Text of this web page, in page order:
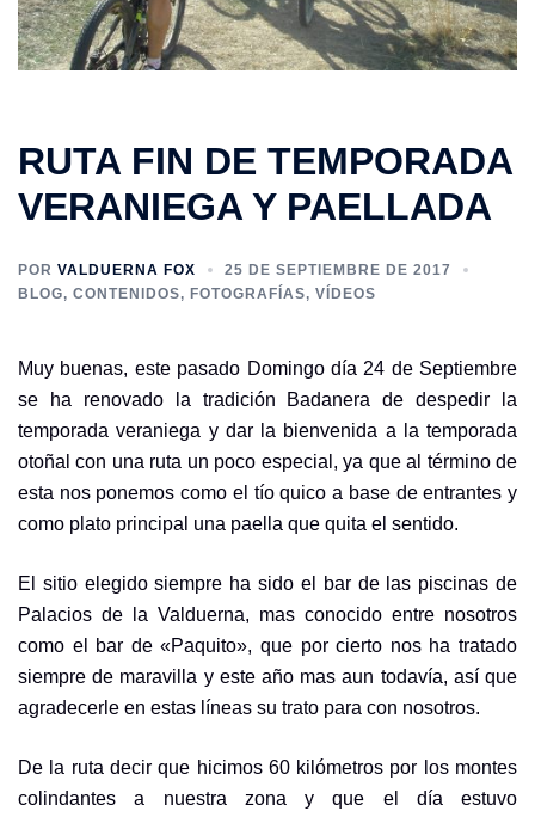
RUTA FIN DE TEMPORADA
VERANIEGA Y PAELLADA
POR VALDUERNA FOX
25 DE SEPTIEMBRE DE 2017
BLOG, CONTENIDOS, FOTOGRAFÍAS, VÍDEOS
Muy buenas, este pasado Domingo día 24 de Septiembre
se ha renovado la tradición Badanera de despedir la
temporada veraniega y dar la bienvenida a la temporada
otoñal con una ruta un poco especial, ya que al término de
esta nos ponemos como el tío quico a base de entrantes y
como plato principal una paella que quita el sentido.
El sitio elegido siempre ha sido el bar de las piscinas de
Palacios de la Valduerna, mas conocido entre nosotros
como el bar de «Paquito», que por cierto nos ha tratado
siempre de maravilla y este año mas aun todavía, así que
agradecerle en estas líneas su trato para con nosotros.
De la ruta decir que hicimos 60 kilómetros por los montes
colindantes a nuestra zona y que el día estuvo